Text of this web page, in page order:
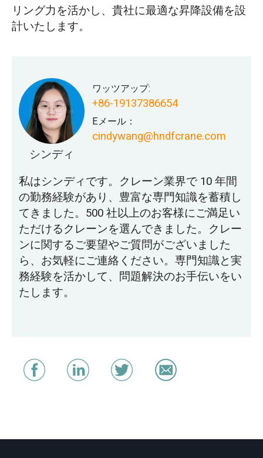
リング力を活かし、貴社に最適な昇降設備を設
計いたします。
シンディ
ワッツアップ:
+86-19137386654
Eメール：
cindywang@hndfcrane.com
私はシンディです。クレーン業界で 10 年間
の勤務経験があり、豊富な専門知識を蓄積し
てきました。500 社以上のお客様にご満足い
ただけるクレーンを選んできました。クレー
ンに関するご要望やご質問がございました
ら、お気軽にご連絡ください。専門知識と実
務経験を活かして、問題解決のお手伝いをい
たします。